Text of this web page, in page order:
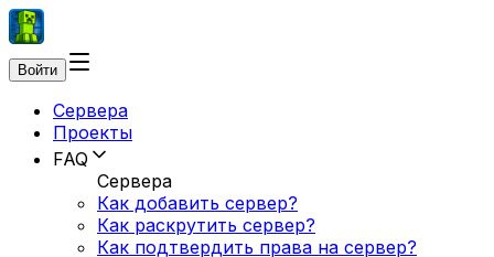
Войти
Сервера
Проекты
FAQ
Сервера
Как добавить сервер?
Как раскрутить сервер?
Как подтвердить права на сервер?